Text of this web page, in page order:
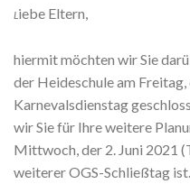
L iebe Eltern,
hiermit möchten wir Sie
der Heideschule am
Karnevalsdienstag
wir Sie für Ihre weitere
Mittwoch, der 2. Juni 2021
weiterer OGS-Schließtag